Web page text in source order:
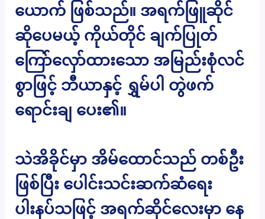
ယောက် ဖြစ်သည်။ အရက်ဖြူဆိုင်
ဆိုပေမယ့် ကိုယ်တိုင် ချက်ပြုတ်
ကြော်လှော်ထားသော အမြည်းစုံလင်
စွာဖြင့် ဘီယာနှင့် ရွှမ်ပါ တွဲဖက်
ရောင်းချ ပေး၏။
သဲအိခိုင်မှာ အိမ်ထောင်သည် တစ်ဦး
ဖြစ်ပြီး ပေါင်းသင်းဆက်ဆံရေး
ပါးနပ်သဖြင့် အရက်ဆိုင်လေးမှာ နေ